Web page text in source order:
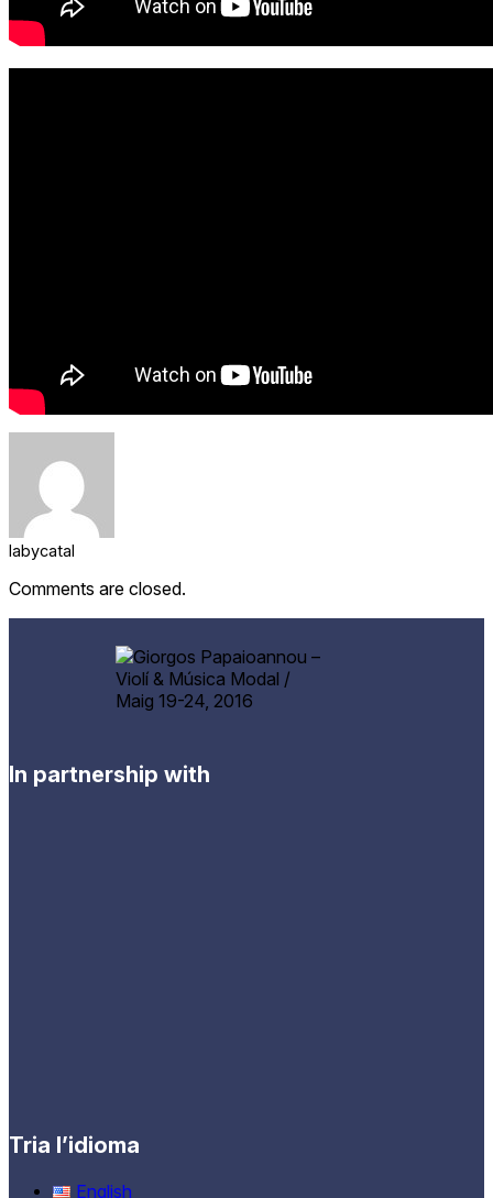
labycatal
Comments are closed.
In partnership with
Tria l’idioma
English